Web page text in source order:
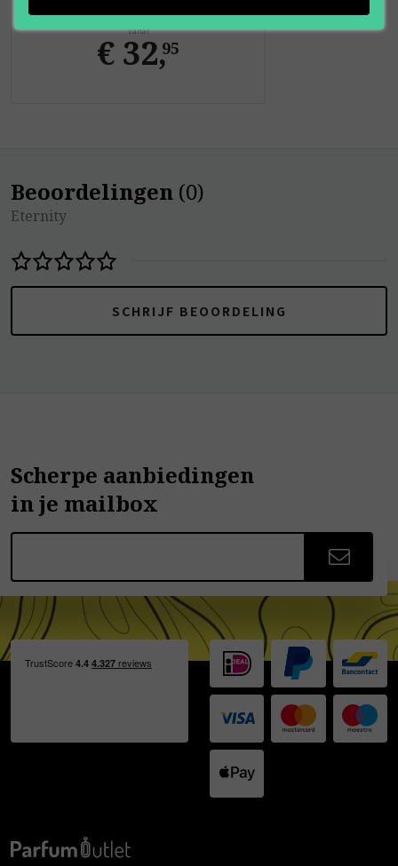
Vanaf
€ 32,95
Beoordelingen (0)
Eternity
SCHRIJF BEOORDELING
Scherpe aanbiedingen
in je mailbox